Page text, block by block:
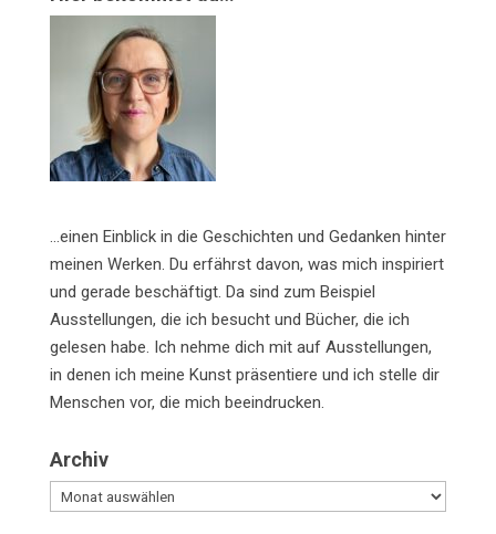
…einen Einblick in die Geschichten und Gedanken hinter
meinen Werken. Du erfährst davon, was mich inspiriert
und gerade beschäftigt. Da sind zum Beispiel
Ausstellungen, die ich besucht und Bücher, die ich
gelesen habe. Ich nehme dich mit auf Ausstellungen,
in denen ich meine Kunst präsentiere und ich stelle dir
Menschen vor, die mich beeindrucken.
Archiv
Archiv